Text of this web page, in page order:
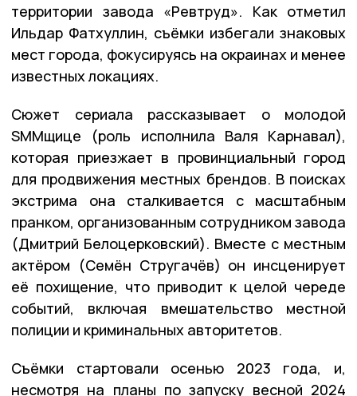
территории завода «Ревтруд». Как отметил
Ильдар Фатхуллин, съёмки избегали знаковых
мест города, фокусируясь на окраинах и менее
известных локациях.
Сюжет сериала рассказывает о молодой
SMMщице (роль исполнила Валя Карнавал),
которая приезжает в провинциальный город
для продвижения местных брендов. В поисках
экстрима она сталкивается с масштабным
пранком, организованным сотрудником завода
(Дмитрий Белоцерковский). Вместе с местным
актёром (Семён Стругачёв) он инсценирует
её похищение, что приводит к целой череде
событий, включая вмешательство местной
полиции и криминальных авторитетов.
Съёмки стартовали осенью 2023 года, и,
несмотря на планы по запуску весной 2024